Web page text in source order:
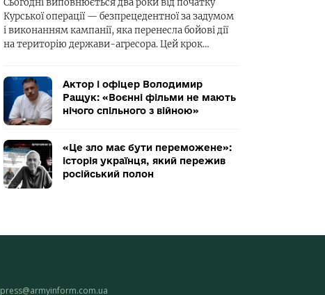
Сьогодні виповнюється два роки від початку
Курської операції — безпрецедентної за задумом
і виконанням кампанії, яка перенесла бойові дії
на територію держави-агресора. Цей крок…
Актор і офіцер Володимир
Ращук: «Воєнні фільми не мають
нічого спільного з війною»
«Це зло має бути переможене»:
історія українця, який пережив
російський полон
press@armyinform.com.ua